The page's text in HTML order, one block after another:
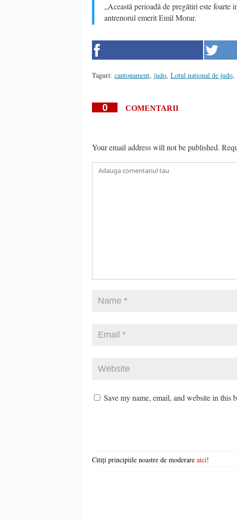
„Această perioadă de pregătiri este foarte
antrenorul emerit Emil Morar.
Taguri: cantonament, judo, Lotul naţional de judo,
0 COMENTARII
Your email address will not be published.
Save my name, email, and website in this
Citiți principiile noastre de moderare aici!